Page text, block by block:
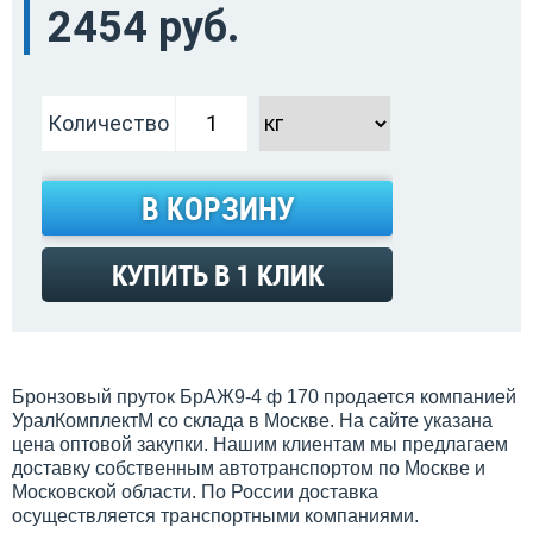
2454 руб.
Количество
В КОРЗИНУ
КУПИТЬ В 1 КЛИК
Бронзовый пруток БрАЖ9-4 ф 170 продается компанией
УралКомплектМ со склада в Москве. На сайте указана
цена оптовой закупки. Нашим клиентам мы предлагаем
доставку собственным автотранспортом по Москве и
Московской области. По России доставка
осуществляется транспортными компаниями.